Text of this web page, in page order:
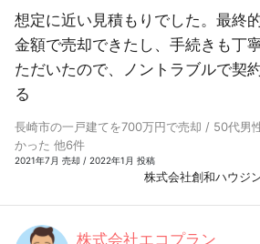
想定に近い見積もりでした。最終
金額で売却できたし、手続きも丁
ただいたので、ノントラブルで契
る
長崎市の一戸建てを700万円で売却 / 50代男
かった 他6件
2021年7月 売却 / 2022年1月 投稿
株式会社創和ハウジ
株式会社エコプラン